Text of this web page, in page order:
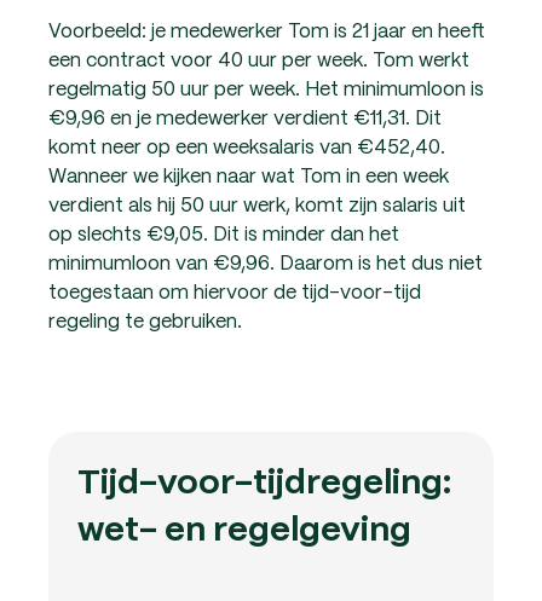
Voorbeeld: je medewerker Tom is 21 jaar en heeft
een contract voor 40 uur per week. Tom werkt
regelmatig 50 uur per week. Het minimumloon is
€9,96 en je medewerker verdient €11,31. Dit
komt neer op een weeksalaris van €452,40.
Wanneer we kijken naar wat Tom in een week
verdient als hij 50 uur werk, komt zijn salaris uit
op slechts €9,05. Dit is minder dan het
minimumloon van €9,96. Daarom is het dus niet
toegestaan om hiervoor de tijd-voor-tijd
regeling te gebruiken.
Tijd-voor-tijdregeling:
wet- en regelgeving